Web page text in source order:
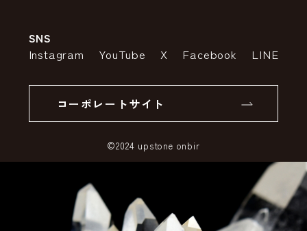
特定商取引法の表示
SSLサーバー証明書とは
SNS
Instagram YouTube X Facebook LINE
コーポレートサイト
©2024 upstone onbir